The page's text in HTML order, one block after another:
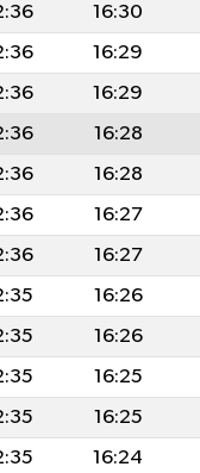
16:30
16:29
16:29
16:28
16:28
16:27
16:27
16:26
16:26
16:25
16:25
16:24